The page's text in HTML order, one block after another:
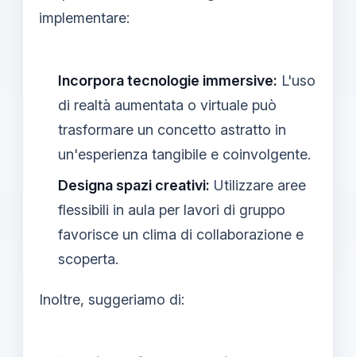
implementare:
Incorpora tecnologie immersive: L'uso
di realtà aumentata o virtuale può
trasformare un concetto astratto in
un'esperienza tangibile e coinvolgente.
Designa spazi creativi: Utilizzare aree
flessibili in aula per lavori di gruppo
favorisce un clima di collaborazione e
scoperta.
Inoltre, suggeriamo di: